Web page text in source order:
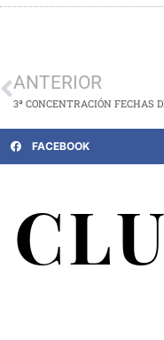
ANTERIOR
3ª CONCENTRACIÓN FECHAS
FACEBOOK